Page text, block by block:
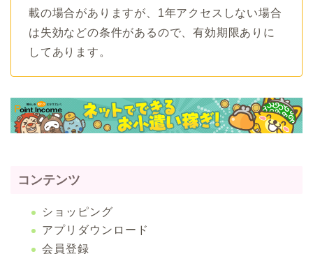
載の場合がありますが、1年アクセスしない場合
は失効などの条件があるので、有効期限ありに
してあります。
コンテンツ
ショッピング
アプリダウンロード
会員登録